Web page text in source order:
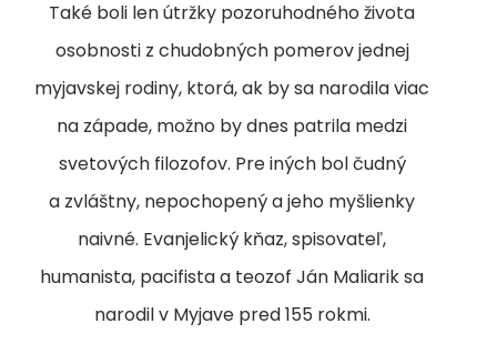
Také boli len útržky pozoruhodného života
osobnosti z chudobných pomerov jednej
myjavskej rodiny, ktorá, ak by sa narodila viac
na západe, možno by dnes patrila medzi
svetových filozofov. Pre iných bol čudný
a zvláštny, nepochopený a jeho myšlienky
naivné. Evanjelický kňaz, spisovateľ,
humanista, pacifista a teozof Ján Maliarik sa
narodil v Myjave pred 155 rokmi.